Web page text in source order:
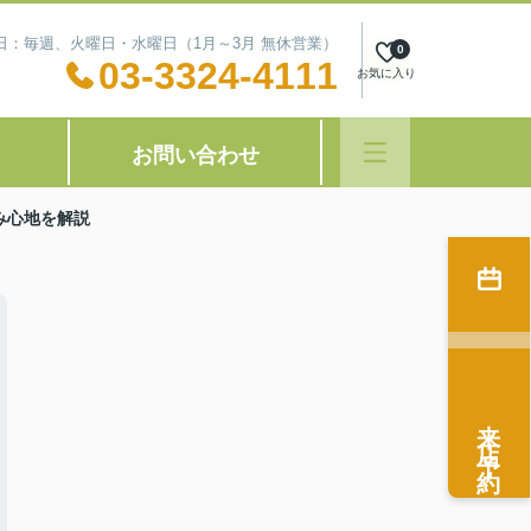
毎週、火曜日・水曜日（1月～3月 無休営業）
03-3324-4111 お気に入り
0
お問い合わせ
心地を解説
来店予約